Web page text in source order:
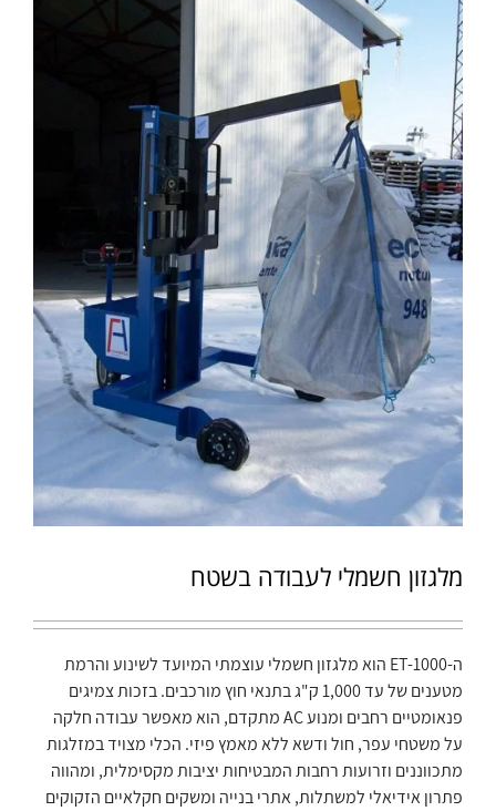
מלגזון חשמלי לעבודה בשטח
ה-ET-1000 הוא מלגזון חשמלי עוצמתי המיועד לשינוע והרמת
מטענים של עד 1,000 ק"ג בתנאי חוץ מורכבים. בזכות צמיגים
פנאומטיים רחבים ומנוע AC מתקדם, הוא מאפשר עבודה חלקה
על משטחי עפר, חול ודשא ללא מאמץ פיזי. הכלי מצויד במזלגות
מתכווננים וזרועות רחבות המבטיחות יציבות מקסימלית, ומהווה
פתרון אידיאלי למשתלות, אתרי בנייה ומשקים חקלאיים הזקוקים